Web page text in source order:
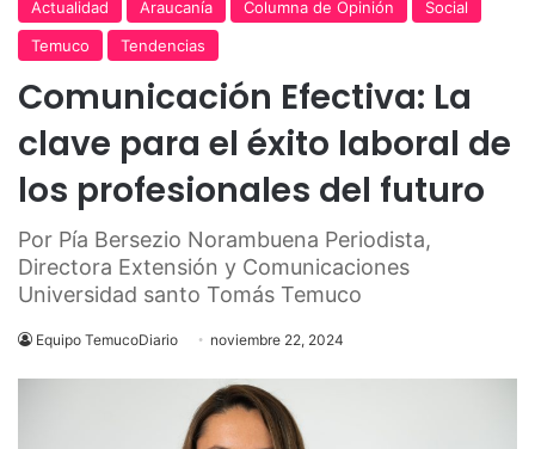
Actualidad Araucanía Columna de Opinión
Social
Temuco
Tendencias
Comunicación Efectiva: La
clave para el éxito laboral de
los profesionales del futuro
Por Pía Bersezio Norambuena Periodista,
Directora Extensión y Comunicaciones
Universidad santo Tomás Temuco
Equipo TemucoDiario noviembre 22, 2024